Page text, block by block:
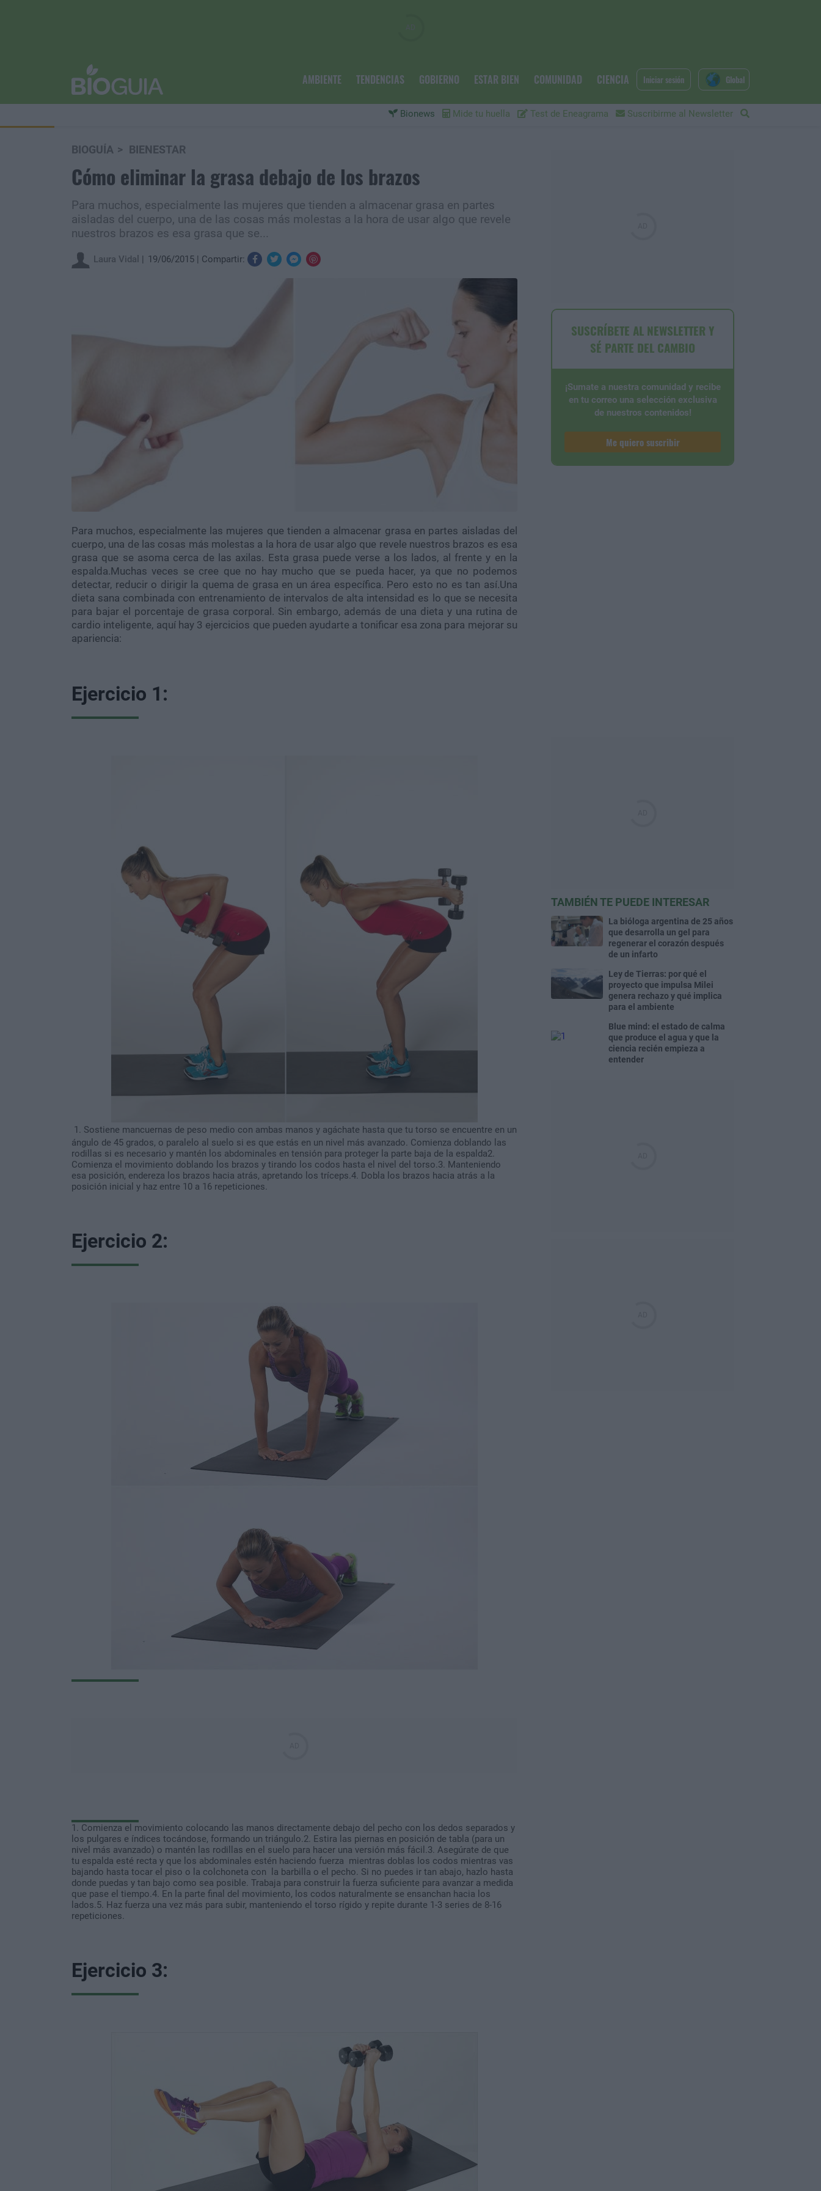
AMBIENTE TENDENCIAS GOBIERNO ESTAR BIEN COMUNIDAD CIENCIA
Bionews Mide tu huella Test de Eneagrama Suscribirme al Newsletter
Iniciar sesión Global
BIOGUÍA BIENESTAR
Cómo eliminar la grasa debajo de los brazos
Para muchos, especialmente las mujeres que tienden a almacenar grasa en partes
aisladas del cuerpo, una de las cosas más molestas a la hora de usar algo que revele
nuestros brazos es esa grasa que se...
Laura Vidal 19/06/2015 Compartir:
Para muchos, especialmente las mujeres que tienden a almacenar grasa en partes aisladas del
cuerpo, una de las cosas más molestas a la hora de usar algo que revele nuestros brazos es esa
grasa que se asoma cerca de las axilas. Esta grasa puede verse a los lados, al frente y en la
espalda.Muchas veces se cree que no hay mucho que se pueda hacer, ya que no podemos
detectar, reducir o dirigir la quema de grasa en un área específica. Pero esto no es tan así.Una
dieta sana combinada con entrenamiento de intervalos de alta intensidad es lo que se necesita
para bajar el porcentaje de grasa corporal. Sin embargo, además de una dieta y una rutina de
cardio inteligente, aquí hay 3 ejercicios que pueden ayudarte a tonificar esa zona para mejorar su
apariencia:
Ejercicio 1:
1. Sostiene mancuernas de peso medio con ambas manos y agáchate hasta que tu torso se encuentre en un
ángulo de 45 grados, o paralelo al suelo si es que estás en un nivel más avanzado. Comienza doblando las
rodillas si es necesario y mantén los abdominales en tensión para proteger la parte baja de la espalda2.
Comienza el movimiento doblando los brazos y tirando los codos hasta el nivel del torso.3. Manteniendo
esa posición, endereza los brazos hacia atrás, apretando los tríceps.4. Dobla los brazos hacia atrás a la
posición inicial y haz entre 10 a 16 repeticiones.
Ejercicio 2:
1. Comienza el movimiento colocando las manos directamente debajo del pecho con los dedos separados y
los pulgares e índices tocándose, formando un triángulo.2. Estira las piernas en posición de tabla (para un
nivel más avanzado) o mantén las rodillas en el suelo para hacer una versión más fácil.3. Asegúrate de que
tu espalda esté recta y que los abdominales estén haciendo fuerza mientras doblas los codos mientras vas
bajando hasta tocar el piso o la colchoneta con la barbilla o el pecho. Si no puedes ir tan abajo, hazlo hasta
donde puedas y tan bajo como sea posible. Trabaja para construir la fuerza suficiente para avanzar a medida
que pase el tiempo.4. En la parte final del movimiento, los codos naturalmente se ensanchan hacia los
lados.5. Haz fuerza una vez más para subir, manteniendo el torso rígido y repite durante 1-3 series de 8-16
repeticiones.
Ejercicio 3:
SUSCRÍBETE AL NEWSLETTER Y
SÉ PARTE DEL CAMBIO
¡Sumate a nuestra comunidad y recibe
en tu correo una selección exclusiva
de nuestros contenidos!
Me quiero suscribir
TAMBIÉN TE PUEDE INTERESAR
La bióloga argentina de 25 años
que desarrolla un gel para
regenerar el corazón después
de un infarto
Ley de Tierras: por qué el
proyecto que impulsa Milei
genera rechazo y qué implica
para el ambiente
Blue mind: el estado de calma
que produce el agua y que la
ciencia recién empieza a
entender